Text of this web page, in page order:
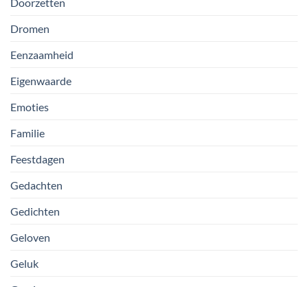
Dromen
Eenzaamheid
Eigenwaarde
Emoties
Familie
Feestdagen
Gedachten
Gedichten
Geloven
Geluk